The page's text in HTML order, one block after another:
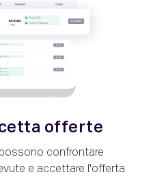
offerte
confrontare
e accettare l'offerta